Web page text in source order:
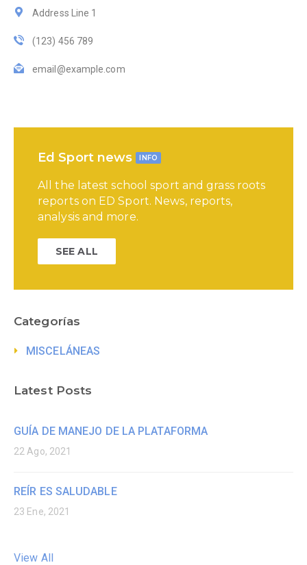
Address Line 1
(123) 456 789
email@example.com
Ed Sport news INFO
All the latest school sport and grass roots
reports on ED Sport. News, reports,
analysis and more.
SEE ALL
Categorías
MISCELÁNEAS
Latest Posts
GUÍA DE MANEJO DE LA PLATAFORMA
22 Ago, 2021
REÍR ES SALUDABLE
23 Ene, 2021
View All